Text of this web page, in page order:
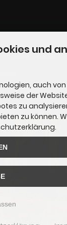
und
auch von
der
zu
zu können.